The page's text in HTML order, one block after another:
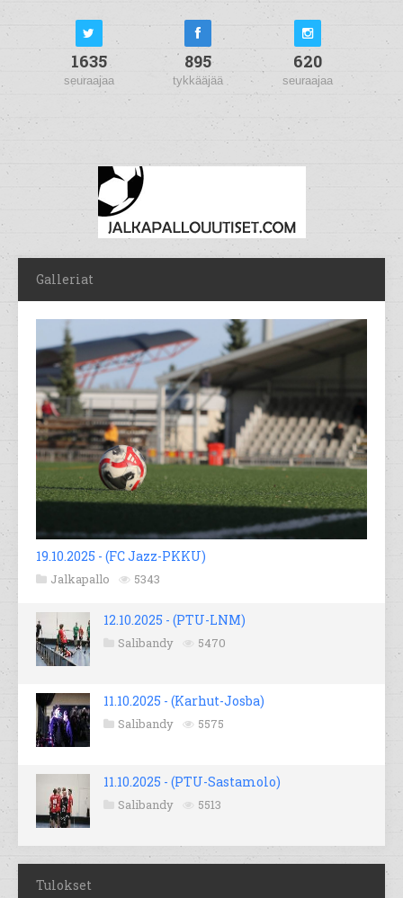
1635
seuraajaa
895
tykkääjää
620
seuraajaa
Galleriat
19.10.2025 - (FC Jazz-PKKU)
Jalkapallo 5343
12.10.2025 - (PTU-LNM)
Salibandy 5470
11.10.2025 - (Karhut-Josba)
Salibandy 5575
11.10.2025 - (PTU-Sastamolo)
Salibandy 5513
Tulokset